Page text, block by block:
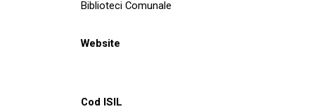
Biblioteci Comunale
Website
Cod ISIL